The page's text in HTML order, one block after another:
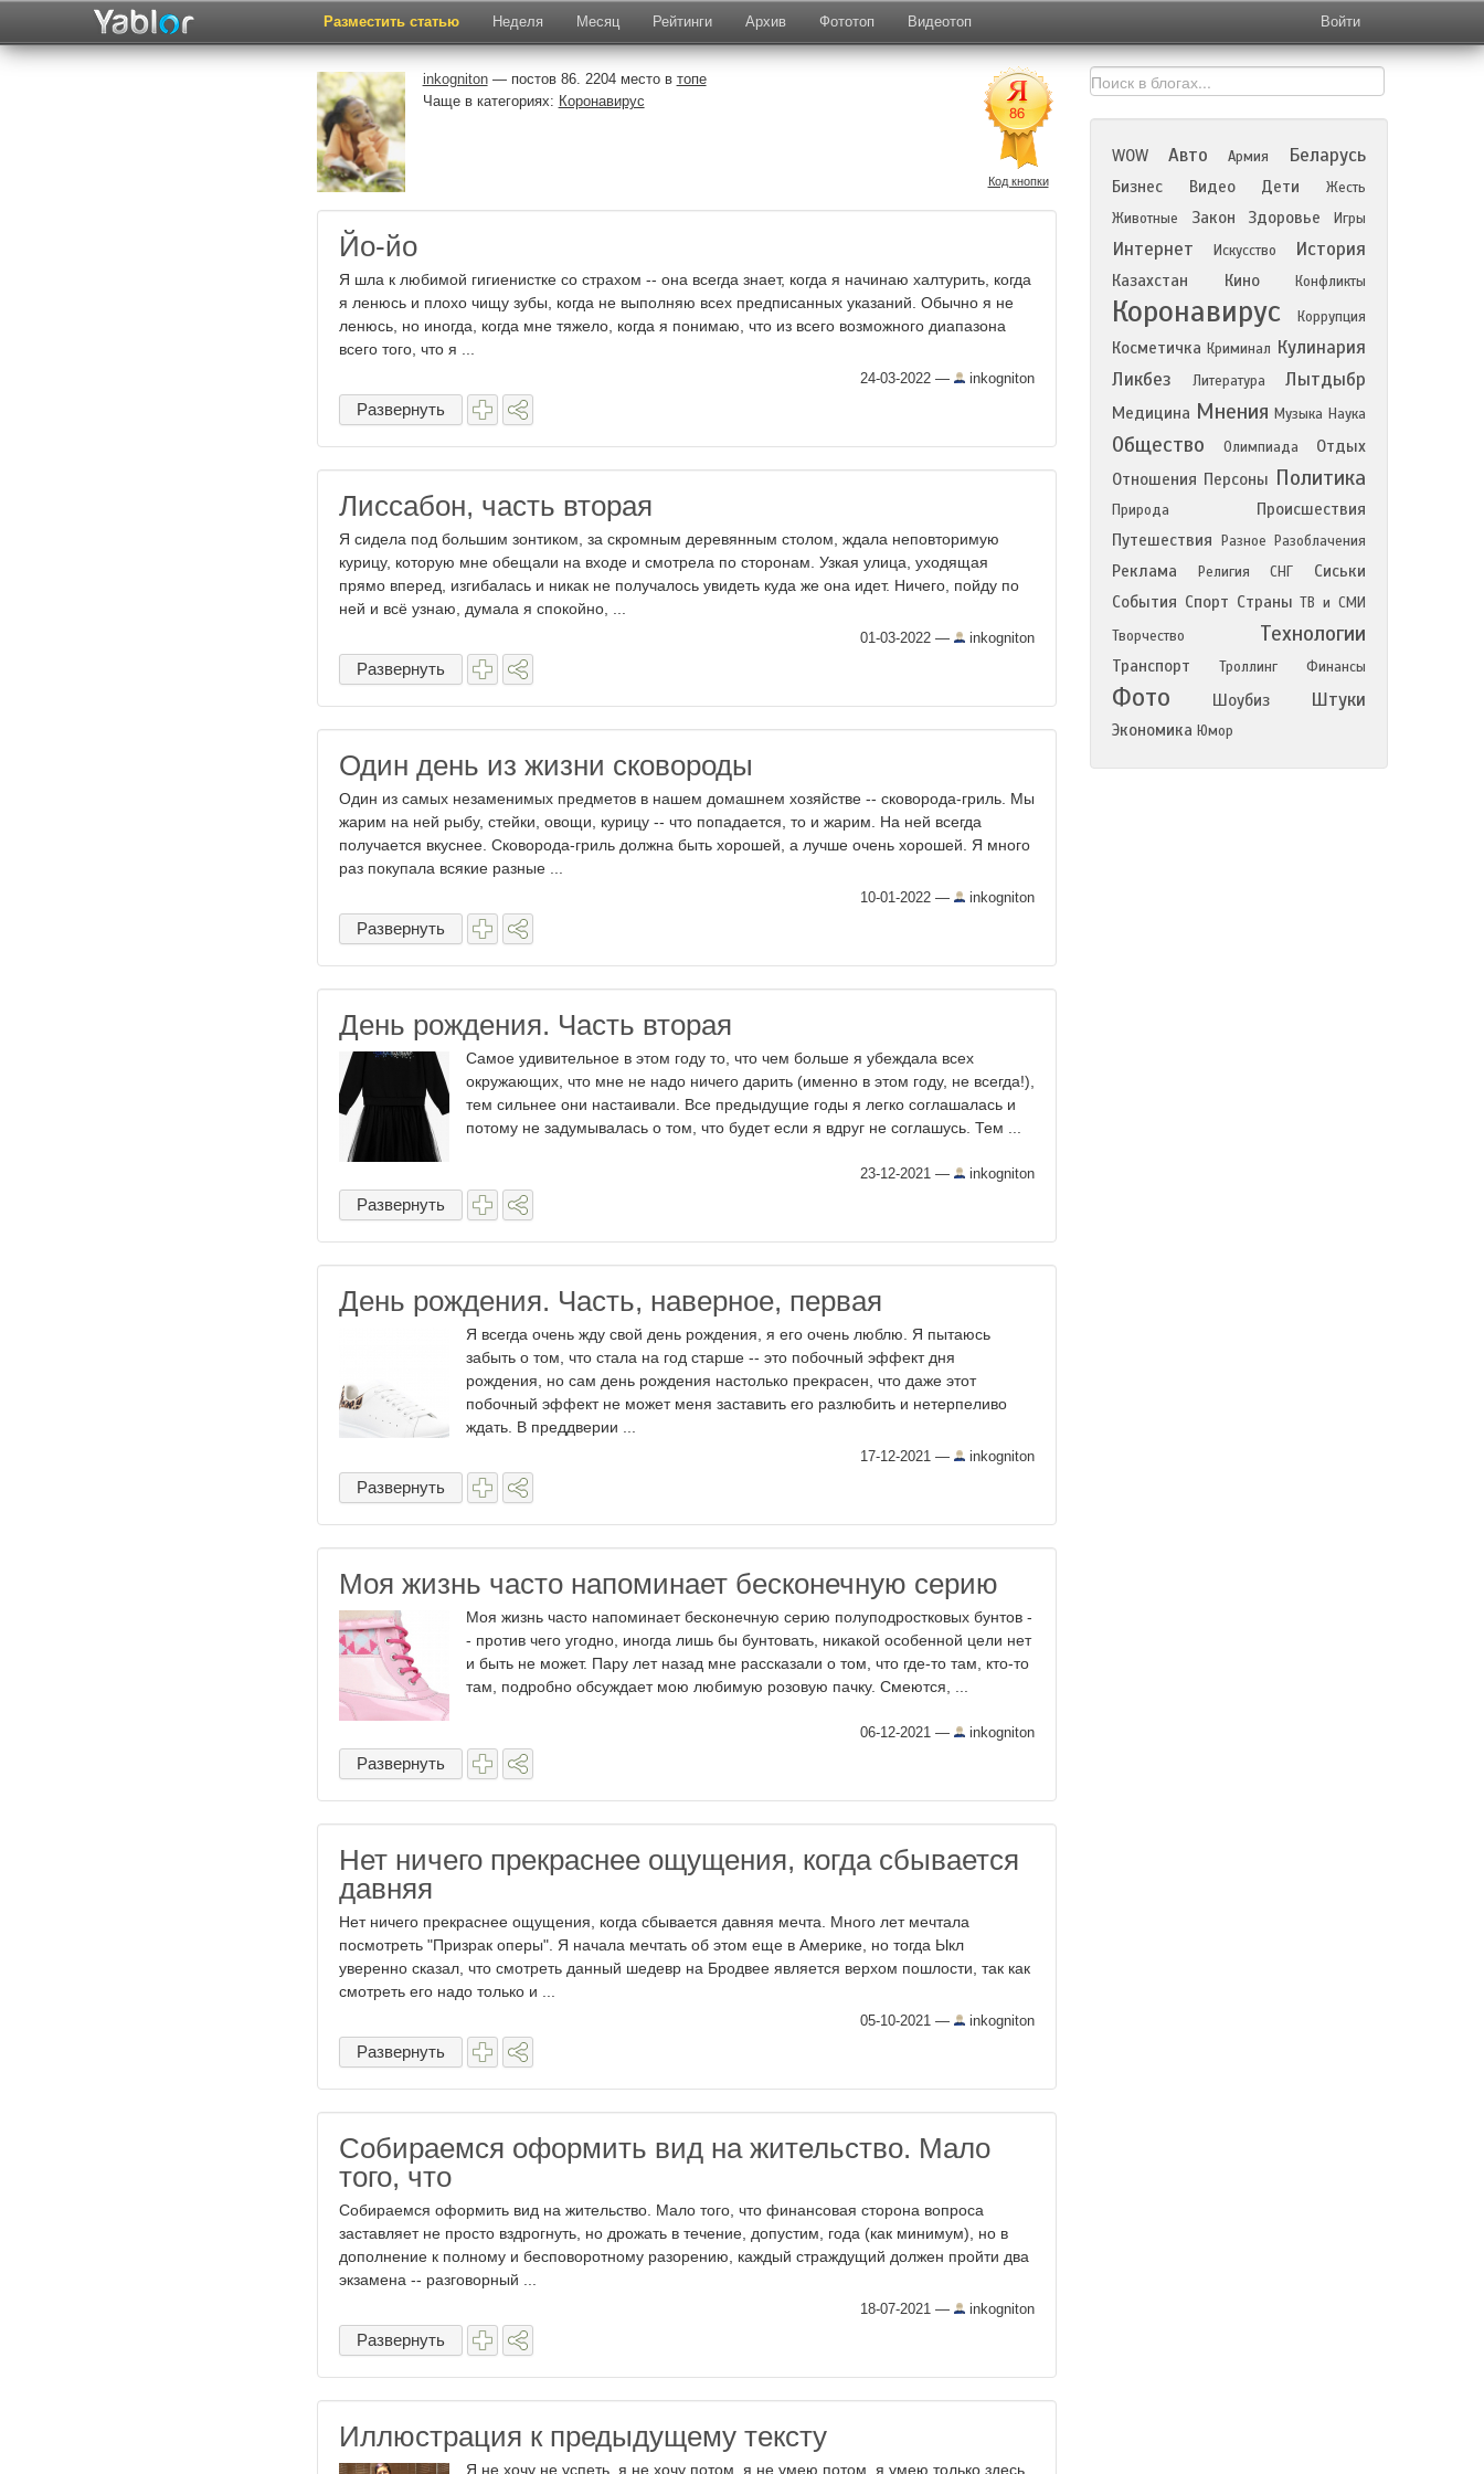
Разместить статью Неделя Месяц Рейтинги Архив Фототоп Видеотоп Войти
inkogniton— постов 86. 2204 место в топе
Чаще в категориях: Коронавирус
Код кнопки
Йо-йо
Я шла к любимой гигиенистке со страхом -- она всегда знает, когда я начинаю халтурить, когда
я ленюсь и плохо чищу зубы, когда не выполняю всех предписанных указаний. Обычно я не
ленюсь, но иногда, когда мне тяжело, когда я понимаю, что из всего возможного диапазона
всего того, что я ...
24-03-2022 — inkogniton
Развернуть
Лиссабон, часть вторая
Я сидела под большим зонтиком, за скромным деревянным столом, ждала неповторимую
курицу, которую мне обещали на входе и смотрела по сторонам. Узкая улица, уходящая
прямо вперед, изгибалась и никак не получалось увидеть куда же она идет. Ничего, пойду по
ней и всё узнаю, думала я спокойно, ...
01-03-2022 — inkogniton
Развернуть
Один день из жизни сковороды
Один из самых незаменимых предметов в нашем домашнем хозяйстве -- сковорода-гриль. Мы
жарим на ней рыбу, стейки, овощи, курицу -- что попадается, то и жарим. На ней всегда
получается вкуснее. Сковорода-гриль должна быть хорошей, а лучше очень хорошей. Я много
раз покупала всякие разные ...
10-01-2022 — inkogniton
Развернуть
День рождения. Часть вторая
Самое удивительное в этом году то, что чем больше я убеждала всех
окружающих, что мне не надо ничего дарить (именно в этом году, не всегда!),
тем сильнее они настаивали. Все предыдущие годы я легко соглашалась и
потому не задумывалась о том, что будет если я вдруг не соглашусь. Тем ...
23-12-2021 — inkogniton
Развернуть
День рождения. Часть, наверное, первая
Я всегда очень жду свой день рождения, я его очень люблю. Я пытаюсь
забыть о том, что стала на год старше -- это побочный эффект дня
рождения, но сам день рождения настолько прекрасен, что даже этот
побочный эффект не может меня заставить его разлюбить и нетерпеливо
ждать. В преддверии ...
17-12-2021 — inkogniton
Развернуть
Моя жизнь часто напоминает бесконечную серию
Моя жизнь часто напоминает бесконечную серию полуподростковых бунтов -
- против чего угодно, иногда лишь бы бунтовать, никакой особенной цели нет
и быть не может. Пару лет назад мне рассказали о том, что где-то там, кто-то
там, подробно обсуждает мою любимую розовую пачку. Смеются, ...
06-12-2021 — inkogniton
Развернуть
Нет ничего прекраснее ощущения, когда сбывается
давняя
Нет ничего прекраснее ощущения, когда сбывается давняя мечта. Много лет мечтала
посмотреть "Призрак оперы". Я начала мечтать об этом еще в Америке, но тогда Ыкл
уверенно сказал, что смотреть данный шедевр на Бродвее является верхом пошлости, так как
смотреть его надо только и ...
05-10-2021 — inkogniton
Развернуть
Собираемся оформить вид на жительство. Мало
того, что
Собираемся оформить вид на жительство. Мало того, что финансовая сторона вопроса
заставляет не просто вздрогнуть, но дрожать в течение, допустим, года (как минимум), но в
дополнение к полному и бесповоротному разорению, каждый страждущий должен пройти два
экзамена -- разговорный ...
18-07-2021 — inkogniton
Развернуть
Иллюстрация к предыдущему тексту
Я не хочу не успеть, я не хочу потом, я не умею потом, я умею только здесь
WOW Авто Армия Беларусь
Бизнес Видео Дети
Жесть
Животные
Закон Здоровье Игры
Интернет Искусство История
Казахстан Кино Конфликты
Коронавирус Коррупция
Косметичка Криминал Кулинария
Ликбез
Литература Лытдыбр
Медицина Мнения Музыка Наука
Общество Олимпиада
Отдых
Отношения Персоны Политика
Природа
Происшествия
Путешествия
Разное Разоблачения
Реклама Религия СНГ
Сиськи
События Спорт Страны ТВ и СМИ
Творчество
Технологии
Транспорт Троллинг Финансы
Фото Шоубиз Штуки
Экономика Юмор